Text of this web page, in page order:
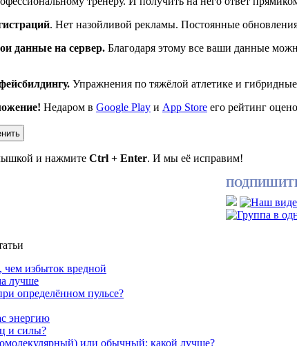
. Нет назойливой рекламы. Постоянные
данные на сервер. Благодаря этому все ваши данные
Упражнения по тяжёлой атлетике и
Недаром в Google Play и App Store его рейтинг
и нажмите Ctrl + Enter. И мы её исправим!
чем избыток вредной
лучше
определённом пульсе?
энергию
и силы?
или обычный: какой лучше?